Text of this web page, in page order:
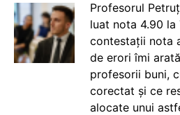
Profesorul
luat nota 4.90 la
contestații nota
de erori îmi
profesorii buni,
corectat și ce
alocate unui